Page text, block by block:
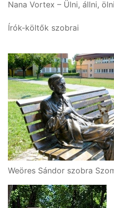
Nana Vortex – Ülni, állni,
Írók-költők szobrai
Weöres Sándor szobra